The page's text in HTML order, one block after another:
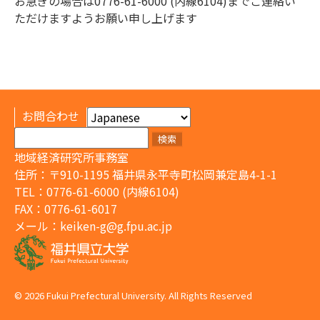
ただけますようお願い申し上げます
お問合わせ
索:
地域経済研究所事務室
住所：〒910-1195 福井県永平寺町松岡兼定島4-1-1
TEL：0776-61-6000 (内線6104)
FAX：0776-61-6017
メール： keiken-g@g.fpu.ac.jp
© 2026 Fukui Prefectural University. All Rights Reserved